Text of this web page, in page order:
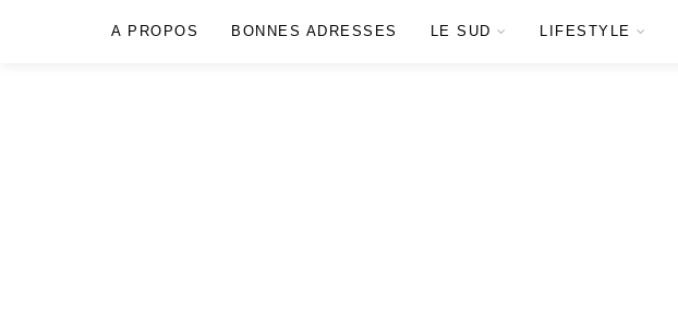
A PROPOS BONNES ADRESSES LE SUD LIFESTYLE